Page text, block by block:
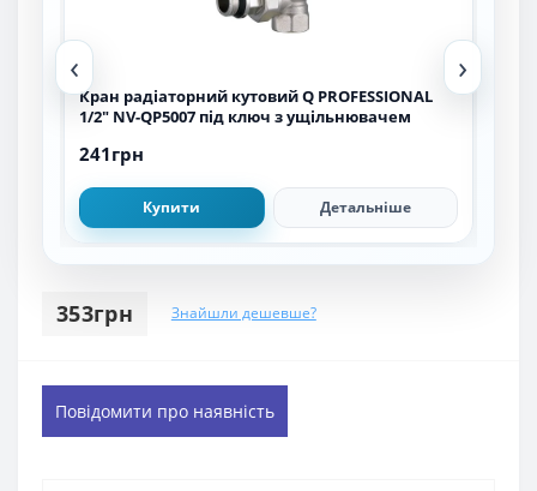
‹
Кран радіаторний кутовий Q PROFESSIONAL
1/2″ NV-QP5007 під ключ з ущільнювачем
241грн
Купити Детальніше
›
353грн Знайшли дешевше?
Повідомити про наявність